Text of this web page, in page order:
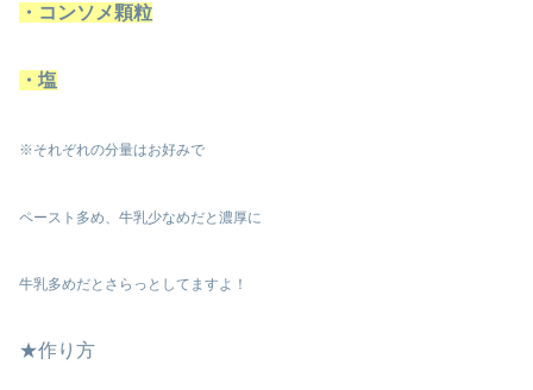
・コンソメ顆粒
・塩
※それぞれの分量はお好みで
ペースト多め、牛乳少なめだと濃厚に
牛乳多めだとさらっとしてますよ！
★作り方